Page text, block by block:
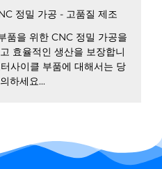
정밀 가공 - 고품질 제조
품을 위한 CNC 정밀 가공을
효율적인 생산을 보장합니
사이클 부품에 대해서는 당
하세요...